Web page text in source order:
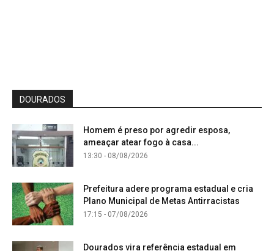
DOURADOS
Homem é preso por agredir esposa,
ameaçar atear fogo à casa...
13:30 - 08/08/2026
Prefeitura adere programa estadual e cria
Plano Municipal de Metas Antirracistas
17:15 - 07/08/2026
Dourados vira referência estadual em